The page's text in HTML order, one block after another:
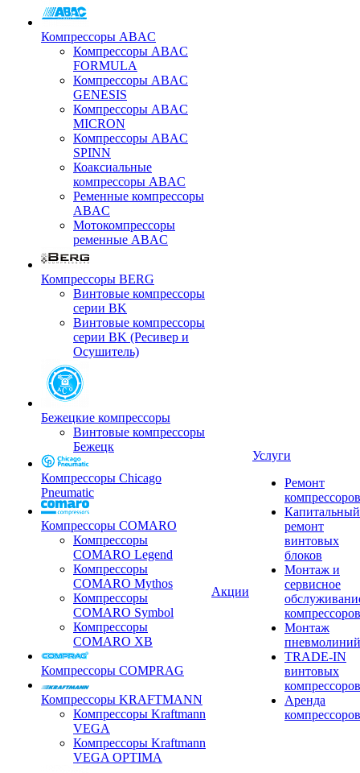
Компрессоры ABAC
Компрессоры ABAC
FORMULA
Компрессоры ABAC
GENESIS
Компрессоры ABAC
MICRON
Компрессоры ABAC
SPINN
Коаксиальные
компрессоры ABAC
Ременные компрессоры
ABAC
Мотокомпрессоры
ременные ABAC
Компрессоры BERG
Винтовые компрессоры
серии BK
Винтовые компрессоры
серии BK (Ресивер и
Осушитель)
Бежецкие компрессоры
Винтовые компрессоры
Бежецк
Компрессоры Chicago
Pneumatic
Компрессоры COMARO
Компрессоры
COMARO Legend
Компрессоры
COMARO Mythos
Компрессоры
COMARO Symbol
Компрессоры
COMARO XB
Компрессоры COMPRAG
Компрессоры KRAFTMANN
Компрессоры Kraftmann
VEGA
Компрессоры Kraftmann
VEGA OPTIMA
Акции
Услуги
Ремонт
компрессоров
Капитальный
ремонт
винтовых
блоков
Монтаж и
сервисное
компрессоров
Монтаж
пневмолиний
TRADE-IN
винтовых
компрессоров
Аренда
компрессоров